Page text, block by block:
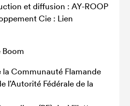
et diffusion : AY-ROOP
Cie : Lien
Boom
la Communauté Flamande
l’Autorité Fédérale de la